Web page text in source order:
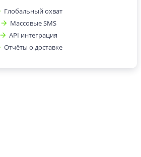
Глобальный охват
Массовые SMS
API интеграция
Отчёты о доставке